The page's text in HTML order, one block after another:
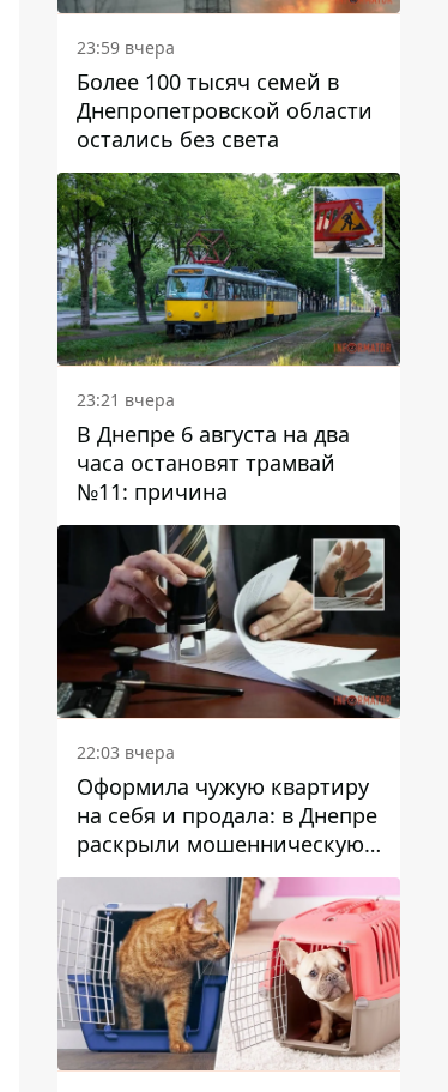
23:59 вчера
Более 100 тысяч семей в
Днепропетровской области
остались без света
23:21 вчера
В Днепре 6 августа на два
часа остановят трамвай
№11: причина
22:03 вчера
Оформила чужую квартиру
на себя и продала: в Днепре
раскрыли мошенническую
схему с недвижимостью